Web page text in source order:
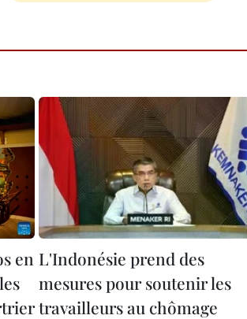
en L'Indonésie prend des
mesures pour soutenir les
travailleurs au chômage